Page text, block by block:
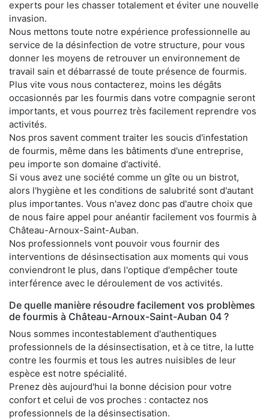
experts pour les chasser totalement et éviter une nouvelle
invasion.
Nous mettons toute notre expérience professionnelle au
service de la désinfection de votre structure, pour vous
donner les moyens de retrouver un environnement de
travail sain et débarrassé de toute présence de fourmis.
Plus vite vous nous contacterez, moins les dégâts
occasionnés par les fourmis dans votre compagnie seront
importants, et vous pourrez très facilement reprendre vos
activités.
Nos pros savent comment traiter les soucis d'infestation
de fourmis, même dans les bâtiments d'une entreprise,
peu importe son domaine d'activité.
Si vous avez une société comme un gîte ou un bistrot,
alors l'hygiène et les conditions de salubrité sont d'autant
plus importantes. Vous n'avez donc pas d'autre choix que
de nous faire appel pour anéantir facilement vos fourmis à
Château-Arnoux-Saint-Auban.
Nos professionnels vont pouvoir vous fournir des
interventions de désinsectisation aux moments qui vous
conviendront le plus, dans l'optique d'empêcher toute
interférence avec le déroulement de vos activités.
De quelle manière résoudre facilement vos problèmes
de fourmis à Château-Arnoux-Saint-Auban 04 ?
Nous sommes incontestablement d'authentiques
professionnels de la désinsectisation, et à ce titre, la lutte
contre les fourmis et tous les autres nuisibles de leur
espèce est notre spécialité.
Prenez dès aujourd'hui la bonne décision pour votre
confort et celui de vos proches : contactez nos
professionnels de la désinsectisation.